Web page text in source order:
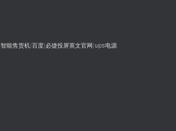
智能售货机 百度 必捷投屏英文官网 ups电源